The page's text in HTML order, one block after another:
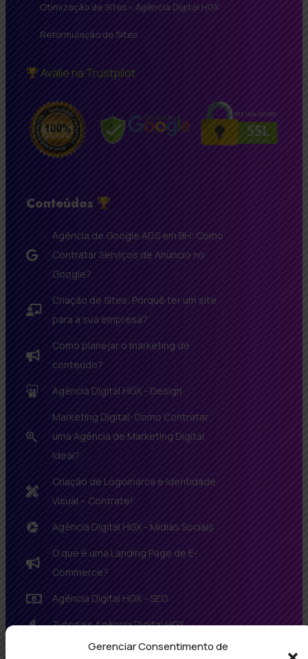
Gerenciar Consentimento de
Otimização de Sites – Agência Digital HGX
Reformulação de Sites
Avalie na Trustpilot
Conteúdos
Agência de Google ADS em BH: Como
Contratar Serviços de Anúncio no
Google?
Criação de Sites: Porquê ter um site
para a sua empresa?
Como planejar o marketing de
conteúdo?
Agência Digital HGX - Design
Marketing Digital: Como Contratar
uma Agência de Marketing Digital
Ideal?
Criação de Logomarca e Identidade
Visual – Contrate!
Agência Digital HGX - Mídias Sociais
O que é uma Landing Page de E-
Commerce?
Agência Digital HGX - SEO
Tutoriais Agência Digital HGX
Agência Digital HGX - Tecnologia